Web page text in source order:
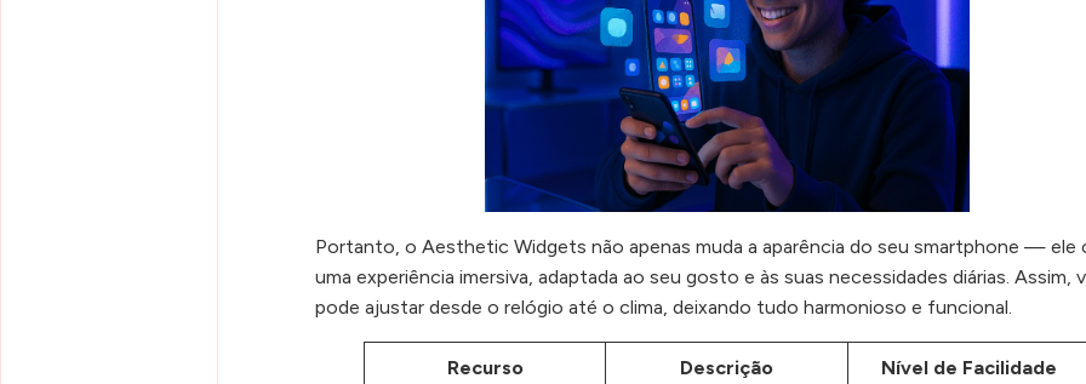
Portanto, o Aesthetic Widgets não apenas muda a aparência do seu smartphone — ele
uma experiência imersiva, adaptada ao seu gosto e às suas necessidades diárias. Assim,
pode ajustar desde o relógio até o clima, deixando tudo harmonioso e funcional.
Recurso Descrição Nível de Facilidade